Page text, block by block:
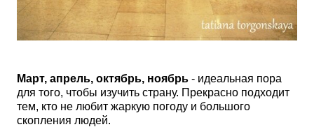
Март, апрель, октябрь, ноябрь - идеальная пора
для того, чтобы изучить страну. Прекрасно подходит
тем, кто не любит жаркую погоду и большого
скопления людей.